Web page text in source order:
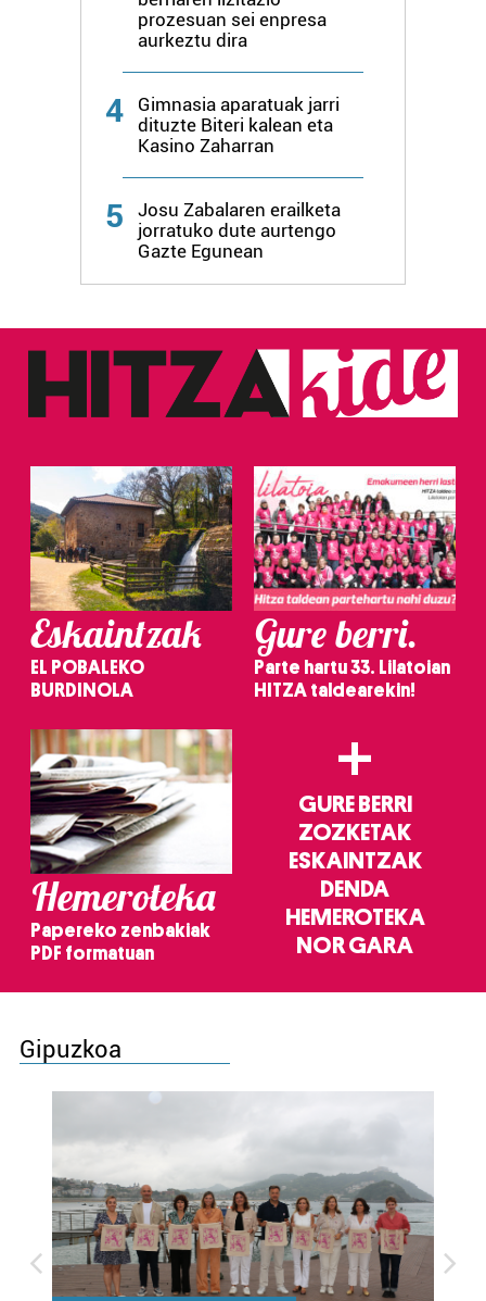
bazkideen zerrenda, beren ustez zein helburutarako
duten interes legitimoa eta horren aurka nola egin
Lortu zure datu pertsonalak prozesatzeko moduari
buruzko informazio gehiago eta ezarri zure lehentasunak
datuen atalean. Edozein unetan alda edo ken dezakezu
zure baimena Cookieen adierazpenean.
fitxategiak erabiltzen ditu. Zure esperientzia eta
zerbitzuak hobetzeko asmoz, cookie teknologiaz
baliatzen gara. Ohar hau onartuz gero, teknologia hori
irakurri
prozesuan sei enpresa
aurkeztu dira
4
Gimnasia aparatuak jarri
dituzte Biteri kalean eta
Kasino Zaharran
5
Josu Zabalaren erailketa
jorratuko dute aurtengo
Gazte Egunean
Eskaintzak
EL POBALEKO
BURDINOLA
Gure berri.
Parte hartu 33. Lilatoian
HITZA taldearekin!
Hemeroteka
Papereko zenbakiak
PDF formatuan
+
GURE BERRI
ZOZKETAK
ESKAINTZAK
DENDA
HEMEROTEKA
NOR GARA
Gipuzkoa